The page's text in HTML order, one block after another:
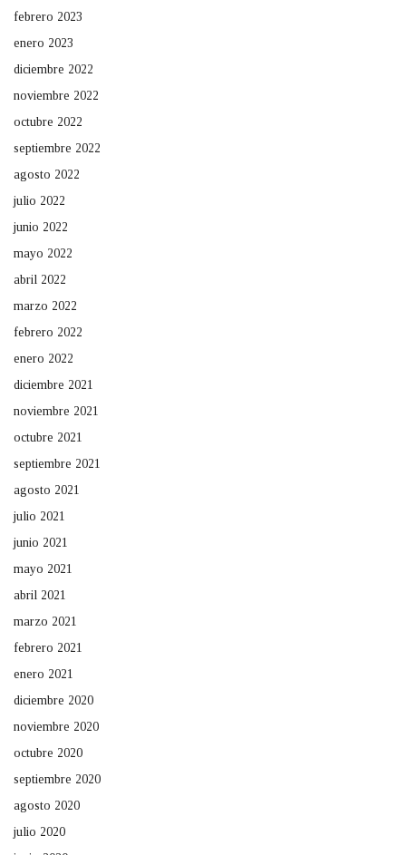
febrero 2023
enero 2023
diciembre 2022
noviembre 2022
octubre 2022
septiembre 2022
agosto 2022
julio 2022
junio 2022
mayo 2022
abril 2022
marzo 2022
febrero 2022
enero 2022
diciembre 2021
noviembre 2021
octubre 2021
septiembre 2021
agosto 2021
julio 2021
junio 2021
mayo 2021
abril 2021
marzo 2021
febrero 2021
enero 2021
diciembre 2020
noviembre 2020
octubre 2020
septiembre 2020
agosto 2020
julio 2020